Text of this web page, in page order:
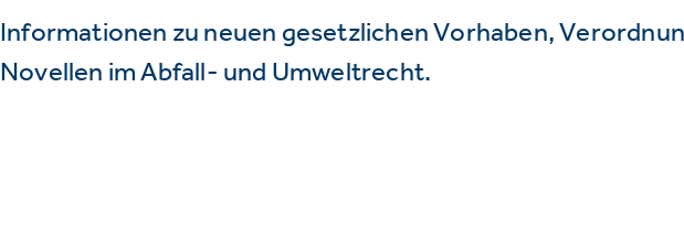
Informationen zu neuen gesetzlichen Vorhaben,
Novellen im Abfall- und Umweltrecht.